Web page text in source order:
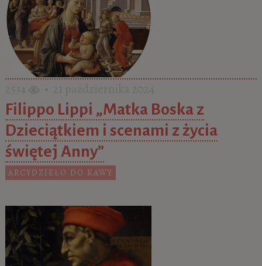
Filippo Lippi „Matka Boska z
Dzieciątkiem i scenami z życia
świętej Anny”
ARCYDZIEŁO DO KAWY